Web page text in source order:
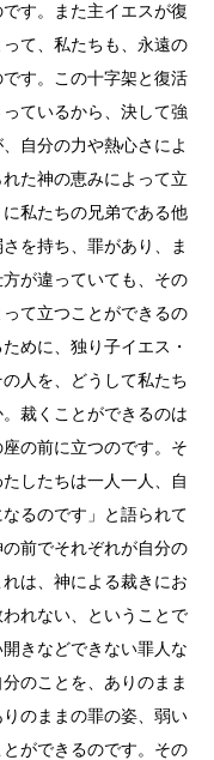
す。また主イエスが復
て、私たちも、永遠の
す。この十字架と復活
ているから、決して強
自分の力や熱心さによ
た神の恵みによって立
私たちの兄弟である他
を持ち、罪があり、ま
が違っていても、その
て立つことができるの
めに、独り子イエス・
人を、どうして私たち
裁くことができるのは
の前に立つのです。そ
したちは一人一人、自
るのです」と語られて
前でそれぞれが自分の
は、神による裁きにお
れない、ということで
きなどできない罪人な
のことを、ありのまま
のままの罪の姿、弱い
ができるのです。その